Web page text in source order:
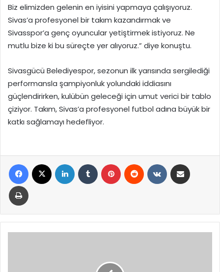
Biz elimizden gelenin en iyisini yapmaya çalışıyoruz.
Sivas’a profesyonel bir takım kazandırmak ve
Sivasspor’a genç oyuncular yetiştirmek istiyoruz. Ne
mutlu bize ki bu süreçte yer alıyoruz.” diye konuştu.
Sivasgücü Belediyespor, sezonun ilk yarısında sergilediği
performansla şampiyonluk yolundaki iddiasını
güçlendirirken, kulübün geleceği için umut verici bir tablo
çiziyor. Takım, Sivas’a profesyonel futbol adına büyük bir
katkı sağlamayı hedefliyor.
Facebook LinkedIn Tumblr Pinterest Reddit VKontakte
Yazdır